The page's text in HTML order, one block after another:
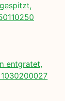
entgratet,